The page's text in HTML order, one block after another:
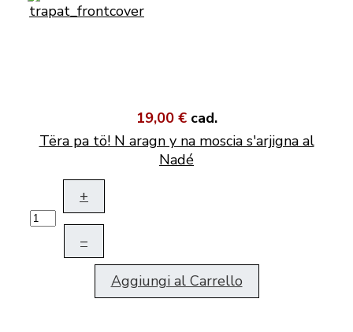
19,00 € cad.
Tëra pa tö! N aragn y na moscia s'arjigna al
Nadé
+
–
Aggiungi al Carrello